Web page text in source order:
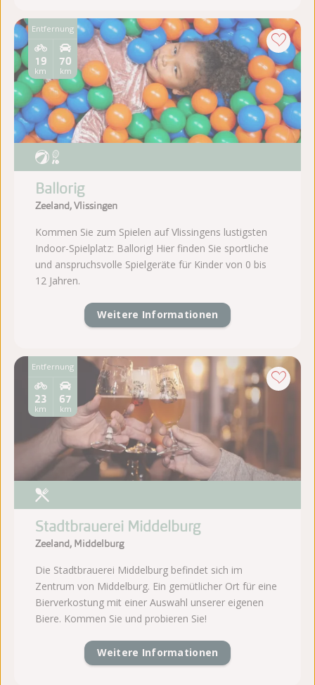
Entfernung
67
km
23
km
Stadtbrauerei Middelburg
Zeeland, Middelburg
Die Stadtbrauerei Middelburg befindet sich im
Zentrum von Middelburg. Ein gemütlicher Ort für eine
Bierverkostung mit einer Auswahl unserer eigenen
Biere. Kommen Sie und probieren Sie!
Weitere Informationen
Entfernung
70
km
19
km
Ballorig
Zeeland, Vlissingen
Kommen Sie zum Spielen auf Vlissingens lustigsten
Indoor-Spielplatz: Ballorig! Hier finden Sie sportliche
und anspruchsvolle Spielgeräte für Kinder von 0 bis
12 Jahren.
Weitere Informationen